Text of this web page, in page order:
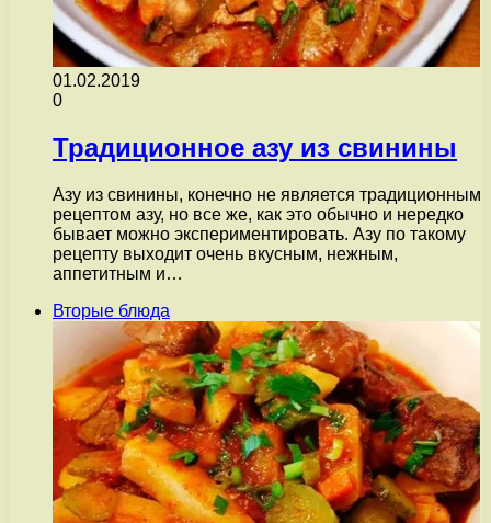
01.02.2019
0
Традиционное азу из свинины
Азу из свинины, конечно не является традиционным
рецептом азу, но все же, как это обычно и нередко
бывает можно экспериментировать. Азу по такому
рецепту выходит очень вкусным, нежным,
аппетитным и…
Вторые блюда